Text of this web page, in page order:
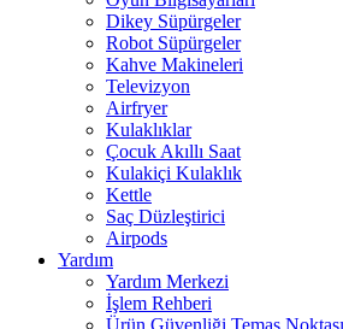
Dikey Süpürgeler
Robot Süpürgeler
Kahve Makineleri
Televizyon
Airfryer
Kulaklıklar
Çocuk Akıllı Saat
Kulakiçi Kulaklık
Kettle
Saç Düzleştirici
Airpods
Yardım
Yardım Merkezi
İşlem Rehberi
Ürün Güvenliği Temas Noktası